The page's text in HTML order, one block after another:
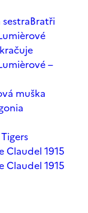
Bratři
–
muška
Claudel 1915
Claudel 1915